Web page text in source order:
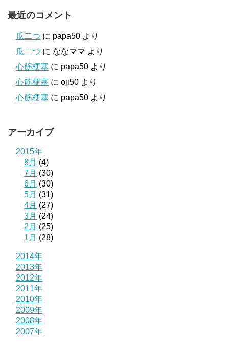
最近のコメント
瓜二つ に papa50 より
瓜二つ に ななママ より
心筋梗塞 に papa50 より
心筋梗塞 に oji50 より
心筋梗塞 に papa50 より
アーカイブ
2015年
8月 (4)
7月 (30)
6月 (30)
5月 (31)
4月 (27)
3月 (24)
2月 (25)
1月 (28)
2014年
2013年
2012年
2011年
2010年
2009年
2008年
2007年